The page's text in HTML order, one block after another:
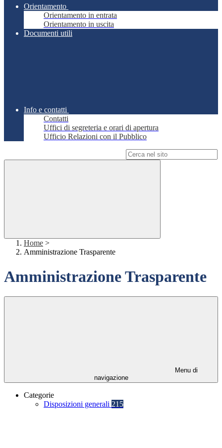
Orientamento
Orientamento in entrata
Orientamento in uscita
Documenti utili
Info e contatti
Contatti
Uffici di segreteria e orari di apertura
Ufficio Relazioni con il Pubblico
Home >
Amministrazione Trasparente
Amministrazione Trasparente
Menu di
navigazione
Categorie
Disposizioni generali 215